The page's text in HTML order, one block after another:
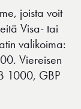
joista voit
Visa- tai
valikoima:
Viereisen
1000, GBP